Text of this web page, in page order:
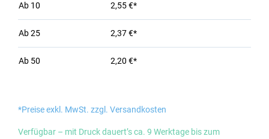
Ab 10 2,55 €*
Ab25 2,37 €*
Ab 50 2,20 €*
*Preise exkl. MwSt. zzgl. Versandkosten
Verfügbar – mit Druck dauert’s ca. 9 Werktage bis zum